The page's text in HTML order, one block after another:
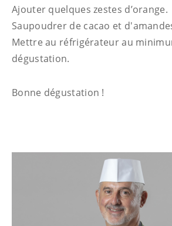
Ajouter quelques zestes d’orange.
Saupoudrer de cacao et
Mettre au réfrigérateur au
dégustation.
Bonne dégustation !